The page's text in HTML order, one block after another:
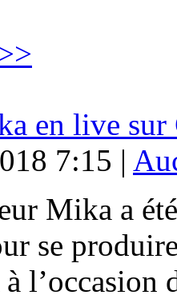
en live
7:15 |
Mika a
se